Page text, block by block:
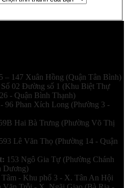
– 147 Xuân Hồng (Quận Tân Bình)
Số 02 Đường số 1 (Khu Biệt Thự
- Quận Bình Thạnh)
96 Phan Xích Long (Phường 3 -
Hai Bà Trưng (Phường Võ Thị
593 Lê Văn Thọ (Phường 14 - Quận
153 Ngô Gia Tự (Phường Chánh
Dương)
Tâm - Khu phố 3 - X. Tân An Hội